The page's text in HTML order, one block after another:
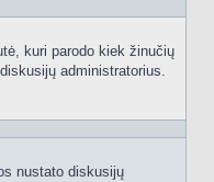
kuri parodo kiek žinučių
administratorius.
nustato diskusijų